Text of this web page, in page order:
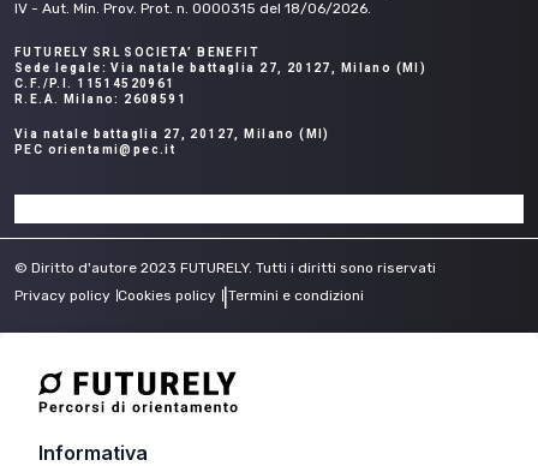
IV - Aut. Min. Prov. Prot. n. 0000315 del 18/06/2026.
Via natale battaglia 27, 20127, Milano (MI)
PEC orientami@pec.it
FUTURELY SRL SOCIETA’ BENEFIT
Sede legale: Via natale battaglia 27, 20127, Milano (MI)
C.F./P.I. 11514520961
R.E.A. Milano: 2608591
© Diritto d'autore 2023 FUTURELY. Tutti i diritti sono riservati
Privacy policy Cookies policy Termini e condizioni
Informativa